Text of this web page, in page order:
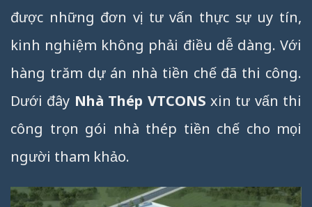
được những đơn vị tư vấn thực sự uy tín,
kinh nghiệm không phải điều dễ dàng. Với
hàng trăm dự án nhà tiền chế đã thi công.
Dưới đây Nhà Thép VTCONS xin tư vấn thi
công trọn gói nhà thép tiền chế cho mọi
người tham khảo.